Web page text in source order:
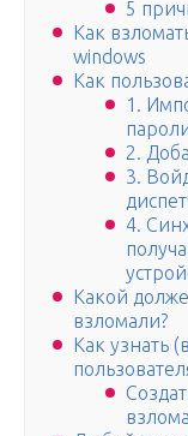
5
Как
windows
Как
1.
2.
3.
4.
Какой
взломали?
Как узнать
взлома